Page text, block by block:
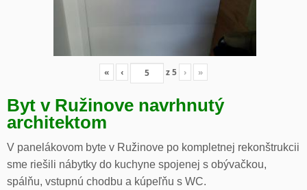
« ‹ z5 › »
Byt v Ružinove navrhnutý
architektom
V panelákovom byte v Ružinove po kompletnej rekonštrukcii
sme riešili nábytky do kuchyne spojenej s obývačkou,
spálňu, vstupnú chodbu a kúpeľňu s WC.